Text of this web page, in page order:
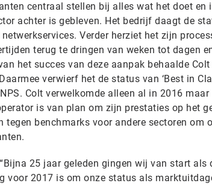
centraal stellen bij alles wat het doet en
achter is gebleven. Het bedrijf daagt de
Verder herziet het zijn
terug te dringen van weken tot dagen
het succes van deze aanpak behaalde
verwierf het de status van ‘Best in
Colt verwelkomde alleen al in 2016
is van plan om zijn prestaties op het
tegen benchmarks voor andere sectoren om
25 jaar geleden gingen wij van start als
voor 2017 is om onze status als